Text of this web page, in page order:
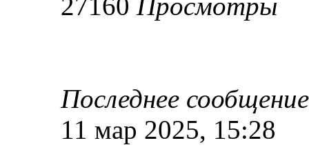
27160 Просмотры
Последнее
11 мар 2025, 15:28